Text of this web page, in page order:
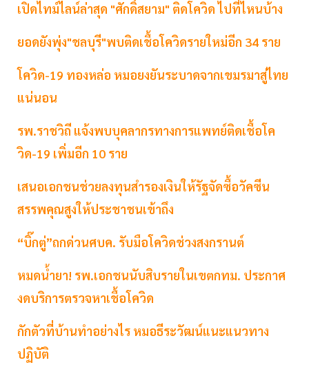
เปิดไทม์ไลน์ล่าสุด "ศักดิ์สยาม" ติดโควิด ไปที่ไหนบ้าง
ยอดยังพุ่ง"ชลบุรี"พบติดเชื้อโควิดรายใหม่อีก 34 ราย
โควิด-19 ทองหล่อ หมอยงยันระบาดจากเขมรมาสู่ไทย
แน่นอน
รพ.ราชวิถี แจ้งพบบุคลากรทางการแพทย์ติดเชื้อโค
วิด-19 เพิ่มอีก 10 ราย
เสนอเอกชนช่วยลงทุนสำรองเงินให้รัฐจัดซื้อวัคซีน
สรรพคุณสูงให้ประชาชนเข้าถึง
“บิ๊กตู่”ถกด่วนศบค. รับมือโควิดช่วงสงกรานต์
หมดน้ำยา! รพ.เอกชนนับสิบรายในเขตกทม. ประกาศ
งดบริการตรวจหาเชื้อโควิด
กักตัวที่บ้านทำอย่างไร หมอธีระวัฒน์แนะแนวทาง
ปฏิบัติ